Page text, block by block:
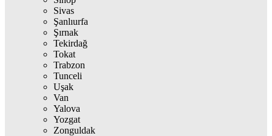
Sivas
Şanlıurfa
Şırnak
Tekirdağ
Tokat
Trabzon
Tunceli
Uşak
Van
Yalova
Yozgat
Zonguldak